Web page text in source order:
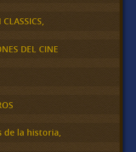
DEL CINE
de la historia,